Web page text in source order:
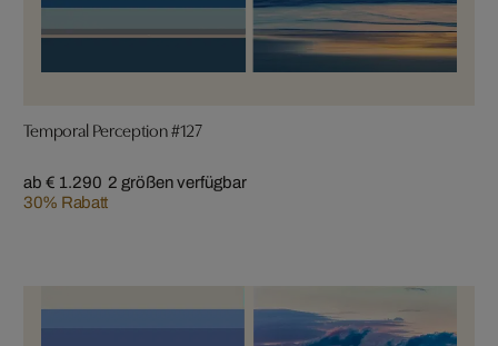
Temporal Perception #127
ab € 1.290
30% Rabatt
2 größen verfügbar